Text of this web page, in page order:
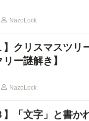
NazoLock
】クリスマスツリ
リー謎解き】
NazoLock
】「文字」と書か